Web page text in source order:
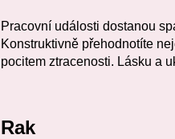
Pracovní události dostanou
Konstruktivně přehodnotíte
pocitem ztracenosti. Lásku a
Rak